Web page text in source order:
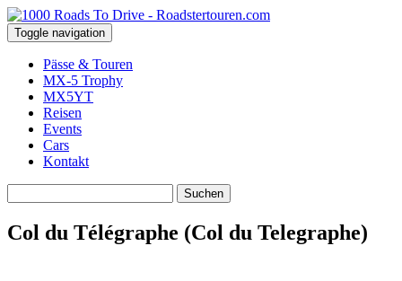
Toggle navigation
Pässe & Touren
MX-5 Trophy
MX5YT
Reisen
Events
Cars
Kontakt
nach:
Col du Télégraphe (Col du Telegraphe)